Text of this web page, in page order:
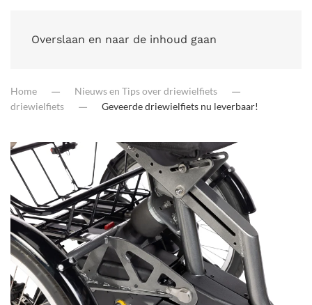
Overslaan en naar de inhoud gaan
Home
Nieuws en Tips over driewielfiets
driewielfiets
Geveerde driewielfiets nu leverbaar!